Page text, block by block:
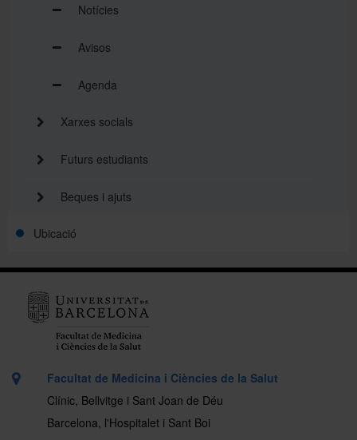
Notícies
Avisos
Agenda
Xarxes socials
Futurs estudiants
Beques i ajuts
Ubicació
Facultat de Medicina i Ciències de la Salut
Clínic, Bellvitge i Sant Joan de Déu
Barcelona, l'Hospitalet i Sant Boi